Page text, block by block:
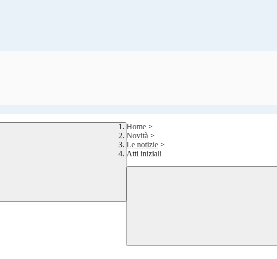
Home >
Novità >
Le notizie >
Atti iniziali